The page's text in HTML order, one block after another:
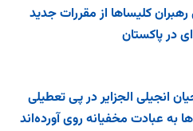
رهبران کلیساها از مقررات جدید
در پاکستان
انجیلی الجزایر در پی تعطیلی
به عبادت مخفیانه روی آورده‌اند